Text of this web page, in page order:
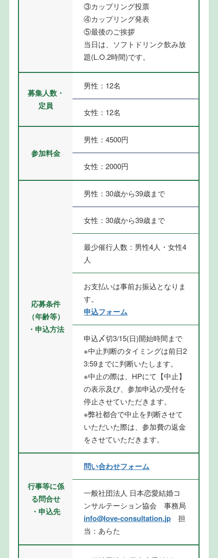
③カップリング投票
④カップリング発表
⑤最後のご挨拶
当日は、ソフトドリンク飲み放
題(L.O.2時間)です。
募集人数・
定員
男性：12名
女性：12名
参加料金
男性：4500円
女性：2000円
応募条件
（年齢等）
・申込方法
男性：30歳から39歳まで
女性：30歳から39歳まで
最少催行人数：男性4人・女性4
人
お支払いは事前お振込となりま
す。
申込フォーム
申込〆切3/15(日)開始時間まで
※中止判断のタイミングは前日2
3:59までに判断いたします。
※中止の際は、HPにて【中止】
の表示及び、参加申込の受付を
停止させていただきます。
※弊社都合で中止を判断させて
いただいた際は、参加費の返金
をさせていただきます。
行事等に係
る問合せ
・申込先
問い合わせフォーム
一般社団法人 日本恋愛結婚コ
ンサルテーション協会 事務局
info@love-consultation.jp 担
当：あらた